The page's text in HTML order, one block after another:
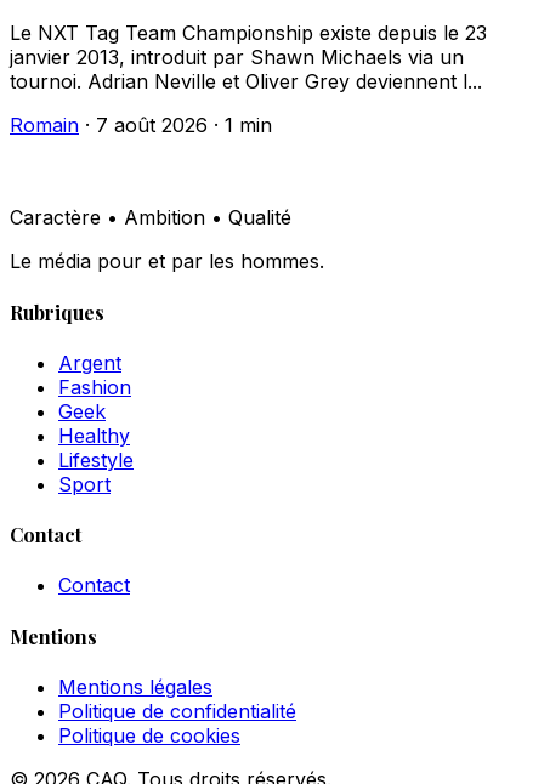
Le NXT Tag Team Championship existe depuis le 23
janvier 2013, introduit par Shawn Michaels via un
tournoi. Adrian Neville et Oliver Grey deviennent l...
Romain · 7 août 2026 · 1 min
Caractère • Ambition • Qualité
Le média pour et par les hommes.
Rubriques
Argent
Fashion
Geek
Healthy
Lifestyle
Sport
Contact
Contact
Mentions
Mentions légales
Politique de confidentialité
Politique de cookies
© 2026 CAQ. Tous droits réservés.